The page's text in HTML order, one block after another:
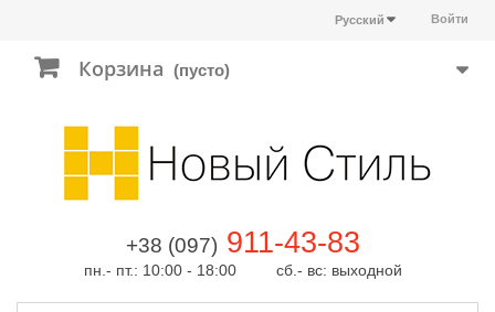
Войти
Русский
Корзина (пусто)
+38 (097) 911-43-83
пн.- пт.: 10:00 - 18:00 сб.- вс: выходной